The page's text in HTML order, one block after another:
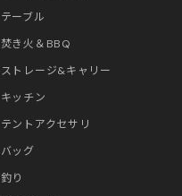
テーブル
焚き火＆BBQ
ストレージ&キャリー
キッチン
テントアクセサリ
バッグ
釣り